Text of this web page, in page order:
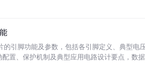
的引脚功能及参数，包括各引脚定义、典型
置、保护机制及典型应用电路设计要点，数